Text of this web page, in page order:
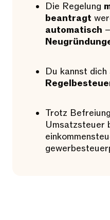
Die Regelung
beantragt
automatisch
Du kannst dich
Trotz
Umsatzsteuer